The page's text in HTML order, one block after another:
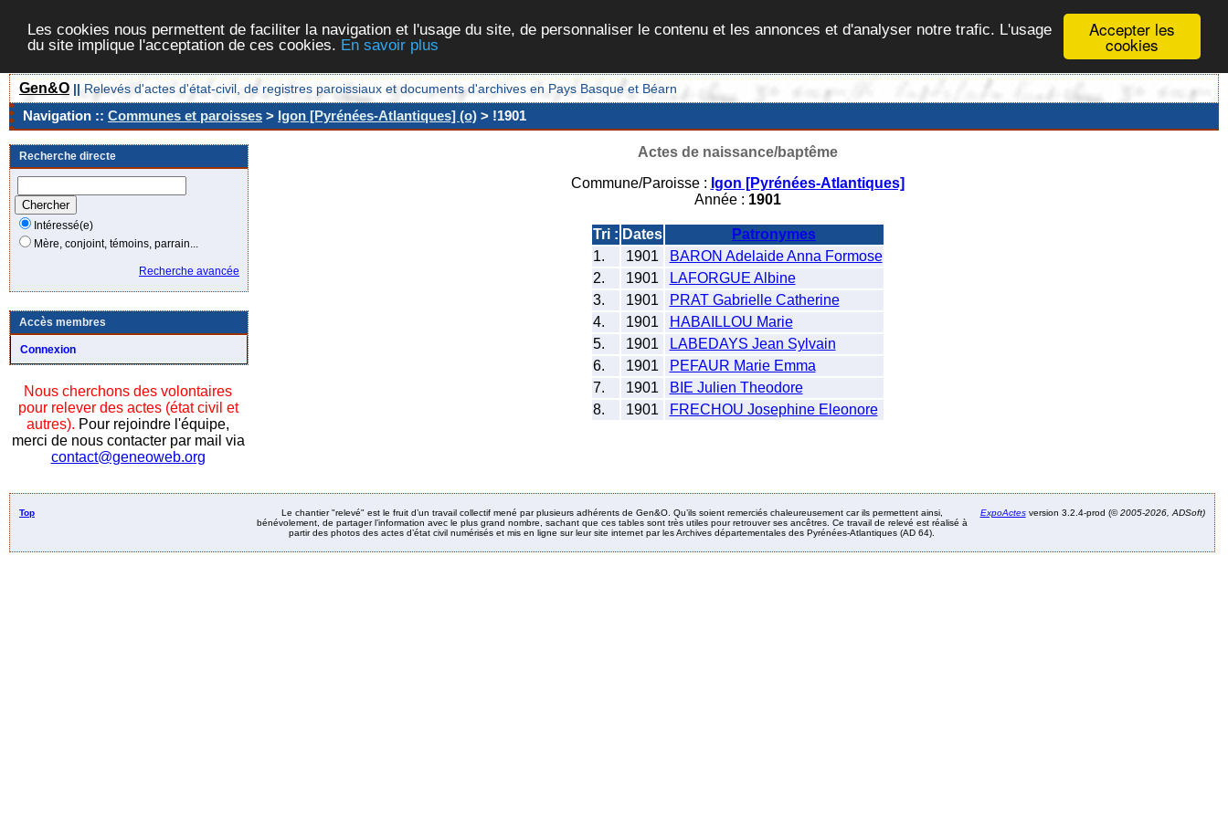
Accepter les
cookies
Les cookies nous permettent de faciliter la navigation et l'usage du site, de personnaliser le contenu et les annonces et d'analyser notre trafic. L'usage
du site implique l'acceptation de ces cookies. En savoir plus
Gen&O || Relevés d'actes d'état-civil, de registres paroissiaux et documents d'archives en Pays Basque et Béarn
Navigation :: Communes et paroisses > Igon [Pyrénées-Atlantiques] (o) > !1901
Recherche directe
Intéressé(e)
Mère, conjoint, témoins, parrain...
Recherche avancée
Accès membres
Connexion
Nous cherchons des volontaires
pour relever des actes (état civil et
autres). Pour rejoindre l'équipe,
merci de nous contacter par mail via
contact@geneoweb.org
Actes de naissance/baptême
Commune/Paroisse : Igon [Pyrénées-Atlantiques]
Année : 1901
Tri : Dates
Patronymes
1.
1901
BARON Adelaide Anna Formose
2.
1901
LAFORGUE Albine
3.
1901
PRAT Gabrielle Catherine
4.
1901
HABAILLOU Marie
5.
1901
LABEDAYS Jean Sylvain
6.
1901
PEFAUR Marie Emma
7.
1901
BIE Julien Theodore
8.
1901 FRECHOU Josephine Eleonore
Top
Le chantier "relevé" est le fruit d’un travail collectif mené par plusieurs adhérents de Gen&O. Qu’ils soient remerciés chaleureusement car ils permettent ainsi,
bénévolement, de partager l’information avec le plus grand nombre, sachant que ces tables sont très utiles pour retrouver ses ancêtres. Ce travail de relevé est réalisé à
partir des photos des actes d’état civil numérisés et mis en ligne sur leur site internet par les Archives départementales des Pyrénées-Atlantiques (AD 64).
ExpoActesversion 3.2.4-prod (©2005-2026, ADSoft)